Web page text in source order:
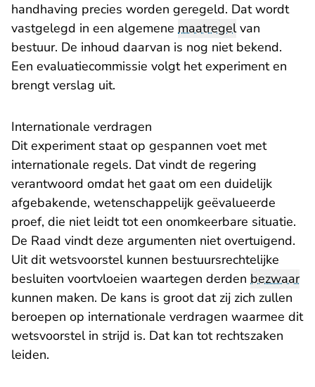
handhaving precies worden geregeld. Dat wordt
vastgelegd in een algemene maatregelvan
bestuur. De inhoud daarvan is nog niet bekend.
Een evaluatiecommissie volgt het experiment en
brengt verslag uit.
Internationale verdragen
Dit experiment staat op gespannen voet met
internationale regels. Dat vindt de regering
verantwoord omdat het gaat om een duidelijk
afgebakende, wetenschappelijk geëvalueerde
proef, die niet leidt tot een onomkeerbare situatie.
De Raad vindt deze argumenten niet overtuigend.
Uit dit wetsvoorstel kunnen bestuursrechtelijke
besluiten voortvloeien waartegen derden bezwaar
kunnen maken. De kans is groot dat zij zich zullen
beroepen op internationale verdragen waarmee dit
wetsvoorstel in strijd is. Dat kan tot rechtszaken
leiden.